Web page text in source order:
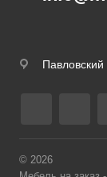
© 2026